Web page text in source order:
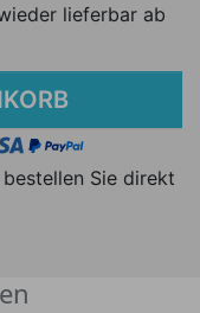
lieferbar ab
Sie direkt